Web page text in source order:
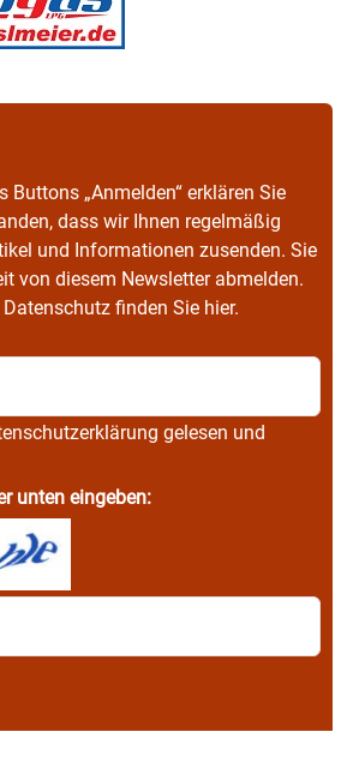
Buttons „Anmelden“ erklären Sie
dass wir Ihnen regelmäßig
und Informationen zusenden. Sie
von diesem Newsletter abmelden.
finden Sie hier.
gelesen und
unten eingeben: